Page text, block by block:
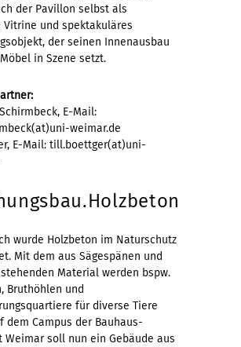
der Pavillon selbst als
Vitrine und spektakuläres
der seinen Innenausbau
in Szene setzt.
E-Mail:
weimar.de
E-Mail: till.boettger(at)uni-
wurde Holzbeton im Naturschutz
Mit dem aus Sägespänen und
Material werden bspw.
Bruthöhlen und
für diverse Tiere
dem Campus der Bauhaus-
Weimar soll nun ein Gebäude aus